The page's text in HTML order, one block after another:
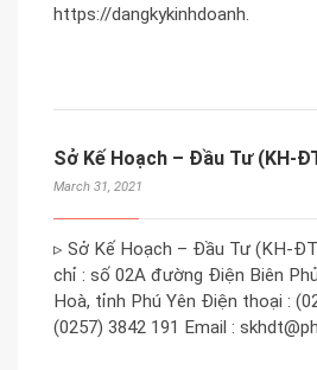
https://dangkykinhdoanh.
Sở Kế Hoạch – Đầu Tư (KH-
March 31, 2021
▹ Sở Kế Hoạch – Đầu Tư (KH-
chỉ : số 02A đường Điện Biên
Hoà, tỉnh Phú Yên Điện thoại :
(0257) 3842 191 Email :